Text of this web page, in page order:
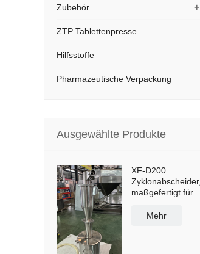
+
Zubehör
ZTP Tablettenpresse
Hilfsstoffe
Pharmazeutische Verpackung
Ausgewählte Produkte
XF-D200
Zyklonabscheider,
maßgefertigt für
und -Mehr